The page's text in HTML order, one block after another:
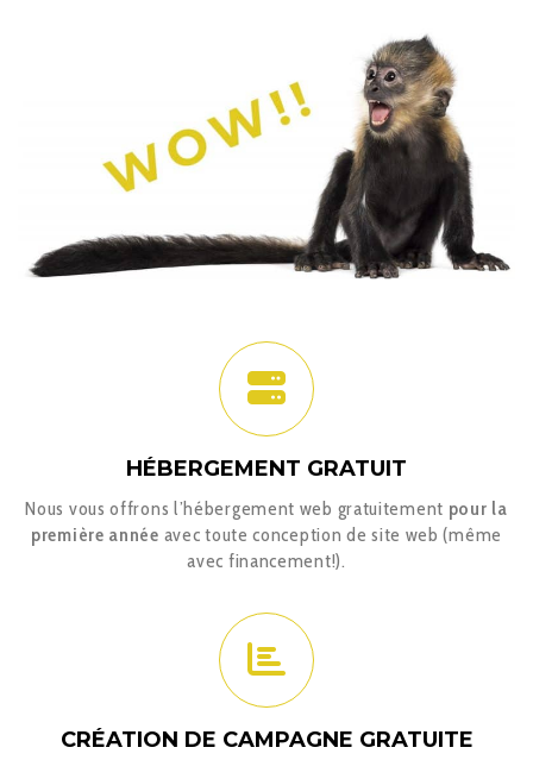
HÉBERGEMENT GRATUIT
Nous vous offrons l’hébergement web gratuitement pour la
première année avec toute conception de site web (même
avec financement!).
CRÉATION DE CAMPAGNE GRATUITE